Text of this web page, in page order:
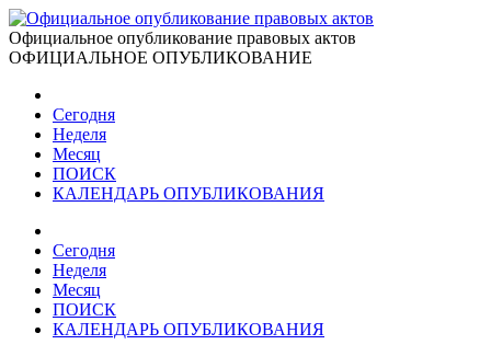
Официальное опубликование правовых актов
ОФИЦИАЛЬНОЕ ОПУБЛИКОВАНИЕ
Сегодня
Неделя
Месяц
ПОИСК
КАЛЕНДАРЬ ОПУБЛИКОВАНИЯ
Сегодня
Неделя
Месяц
ПОИСК
КАЛЕНДАРЬ ОПУБЛИКОВАНИЯ